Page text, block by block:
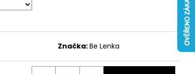
Značka:Be Lenka
SPRAY 200